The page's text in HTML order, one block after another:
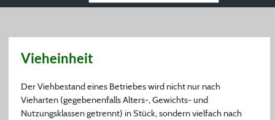
Vieheinheit
Der Viehbestand eines Betriebes wird nicht nur nach
Vieharten (gegebenenfalls Alters-, Gewichts- und
Nutzungsklassen getrennt) in Stück, sondern vielfach nach